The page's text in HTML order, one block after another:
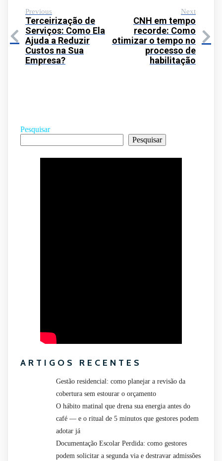
Previous
Terceirização de
Serviços: Como Ela
Ajuda a Reduzir
Custos na Sua
Empresa?
Next
CNH em tempo
recorde: Como
otimizar o tempo no
processo de
habilitação
Pesquisar
Pesquisar
ARTIGOS RECENTES
Gestão residencial: como planejar a revisão da
cobertura sem estourar o orçamento
O hábito matinal que drena sua energia antes do
café — e o ritual de 5 minutos que gestores podem
adotar já
Documentação Escolar Perdida: como gestores
podem solicitar a segunda via e destravar admissões